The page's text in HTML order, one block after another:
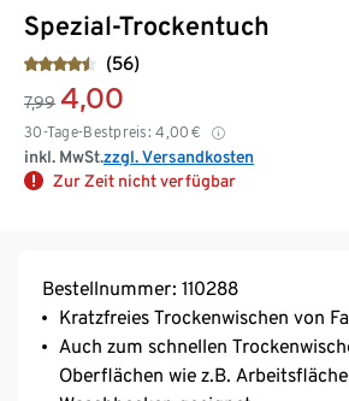
Spezial-Trockentuch
(56)
7,99 4,00
30-Tage-Bestpreis: 4,00 €
inkl. MwSt.zzgl. Versandkosten
Zur Zeit nicht verfügbar
Bestellnummer: 110288
Kratzfreies Trockenwischen von
Auch zum schnellen
Oberflächen wie z.B.